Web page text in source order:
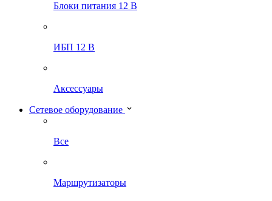
Блоки питания 12 В
ИБП 12 В
Аксессуары
Сетевое оборудование
Все
Маршрутизаторы